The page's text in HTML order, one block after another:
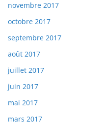
novembre 2017
octobre 2017
septembre 2017
août 2017
juillet 2017
juin 2017
mai 2017
mars 2017